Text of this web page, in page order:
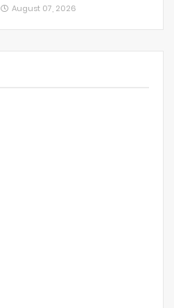
August 07, 2026